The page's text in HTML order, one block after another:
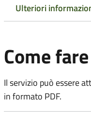
Ulteriori
Come fare
Il servizio può essere
in formato PDF.